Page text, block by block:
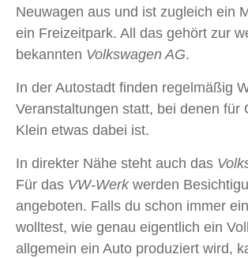
Neuwagen aus und ist zugleich ein
ein Freizeitpark. All das gehört zur
bekannten Volkswagen AG.
In der Autostadt finden regelmäßig
Veranstaltungen statt, bei denen für
Klein etwas dabei ist.
In direkter Nähe steht auch das
Für das VW-Werkwerden
angeboten. Falls du schon immer
wolltest, wie genau eigentlich ein
allgemein ein Auto produziert wird,